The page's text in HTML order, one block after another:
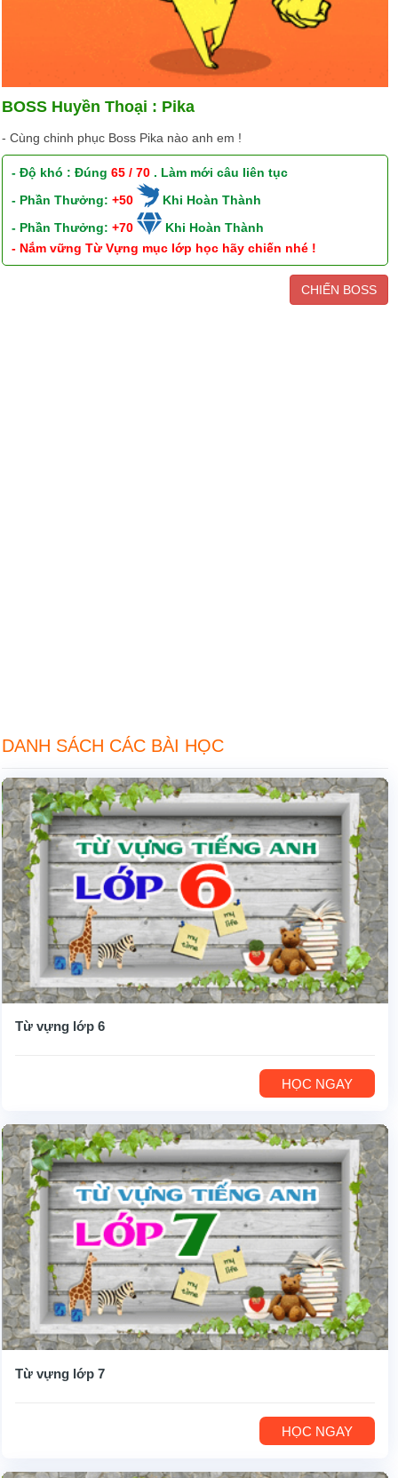
BOSS Huyền Thoại : Pika
- Cùng chinh phục Boss Pika nào anh em !
- Độ khó : Đúng65 / 70 . Làm mới câu liên tục
- Phần Thưởng:+50
Khi Hoàn Thành
- Phần Thưởng:+70
Khi Hoàn Thành
- Nắm vững Từ Vựng mục lớp học hãy chiến nhé !
CHIẾN BOSS
DANH SÁCH CÁC BÀI HỌC
Từ vựng lớp 6
HỌC NGAY
Từ vựng lớp 7
HỌC NGAY